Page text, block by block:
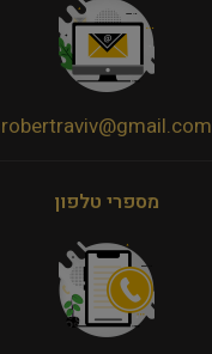
robertraviv@gmail.com
מספרי טלפון